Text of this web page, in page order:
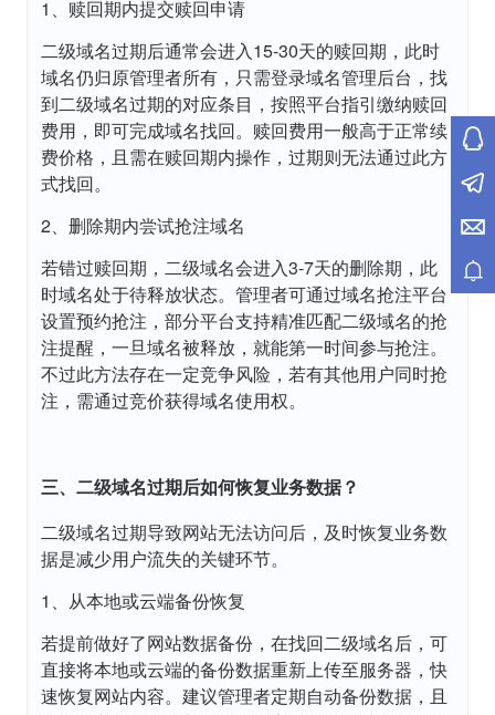
1、赎回期内提交赎回申请
二级域名过期后通常会进入15-30天的赎回期，此时
域名仍归原管理者所有，只需登录域名管理后台，找
到二级域名过期的对应条目，按照平台指引缴纳赎回
费用，即可完成域名找回。赎回费用一般高于正常续
费价格，且需在赎回期内操作，过期则无法通过此方
式找回。
2、删除期内尝试抢注域名
若错过赎回期，二级域名会进入3-7天的删除期，此
时域名处于待释放状态。管理者可通过域名抢注平台
设置预约抢注，部分平台支持精准匹配二级域名的抢
注提醒，一旦域名被释放，就能第一时间参与抢注。
不过此方法存在一定竞争风险，若有其他用户同时抢
注，需通过竞价获得域名使用权。
三、二级域名过期后如何恢复业务数据？
二级域名过期导致网站无法访问后，及时恢复业务数
据是减少用户流失的关键环节。
1、从本地或云端备份恢复
若提前做好了网站数据备份，在找回二级域名后，可
直接将本地或云端的备份数据重新上传至服务器，快
速恢复网站内容。建议管理者定期自动备份数据，且